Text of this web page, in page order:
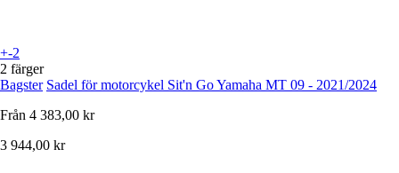
+-2
2 färger
Bagster Sadel för motorcykel Sit'n Go Yamaha MT 09 - 2021/2024
Från 4 383,00 kr
3 944,00 kr